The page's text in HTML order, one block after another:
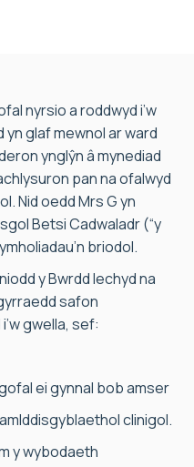
nyrsio a roddwyd i’w
yn glaf mewnol ar ward
ynglŷn â mynediad
pan na ofalwyd
Nid oedd Mrs G yn
Betsi Cadwaladr (“y
briodol.
y Bwrdd Iechyd na
safon
gwella, sef:
ei gynnal bob amser
clinigol.
y wybodaeth